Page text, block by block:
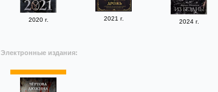
2020 г. 2021 г. 2024 г.
Электронные издания: